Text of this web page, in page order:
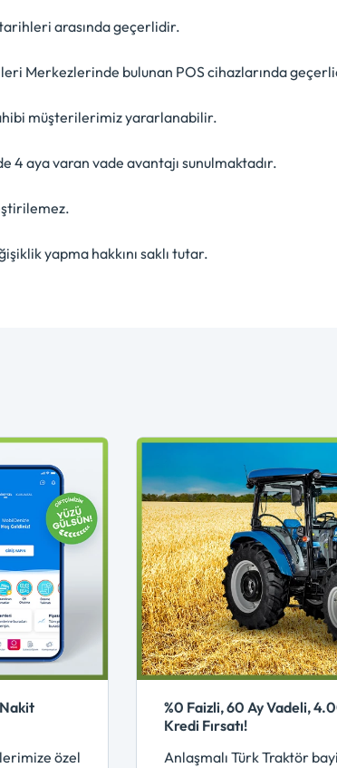
arasında geçerlidir.
Merkezlerinde bulunan POS cihazlarında
müşterilerimiz yararlanabilir.
4 aya varan vade avantajı sunulmaktadır.
yapma hakkını saklı tutar.
özel
%0 Faizli, 60 Ay Vadeli,
Kredi Fırsatı!
Anlaşmalı Türk Traktör